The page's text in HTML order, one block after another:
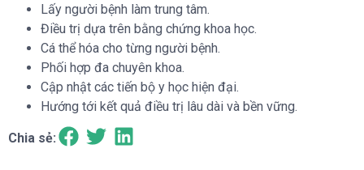
Lấy người bệnh làm trung tâm.
Điều trị dựa trên bằng chứng khoa học.
Cá thể hóa cho từng người bệnh.
Phối hợp đa chuyên khoa.
Cập nhật các tiến bộ y học hiện đại.
Hướng tới kết quả điều trị lâu dài và bền vững.
Chia sẻ: